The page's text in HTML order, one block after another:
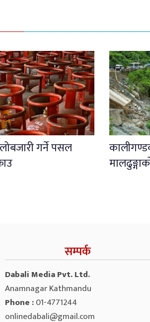
गर्ने पसल
सम्पर्क
Dabali Media Pvt. Ltd.
Anamnagar Kathmandu
Phone :01-4771244
onlinedabali@gmail.com